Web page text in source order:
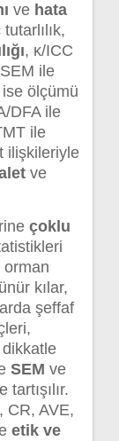
ve hata
, κ/ICC
ile
ölçümü
DFA ile
ile
ilişkileriyle
ve
çoklu
orman
kılar,
şeffaf
SEM ve
CR, AVE,
etik ve